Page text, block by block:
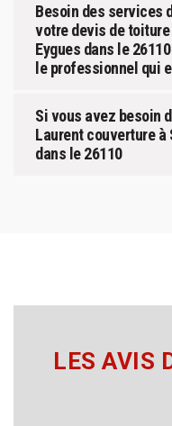
Besoin des services
votre devis de
Eygues dans le
le professionnel qui
Si vous avez besoin
Laurent couverture à
dans le 26110
LES AVIS